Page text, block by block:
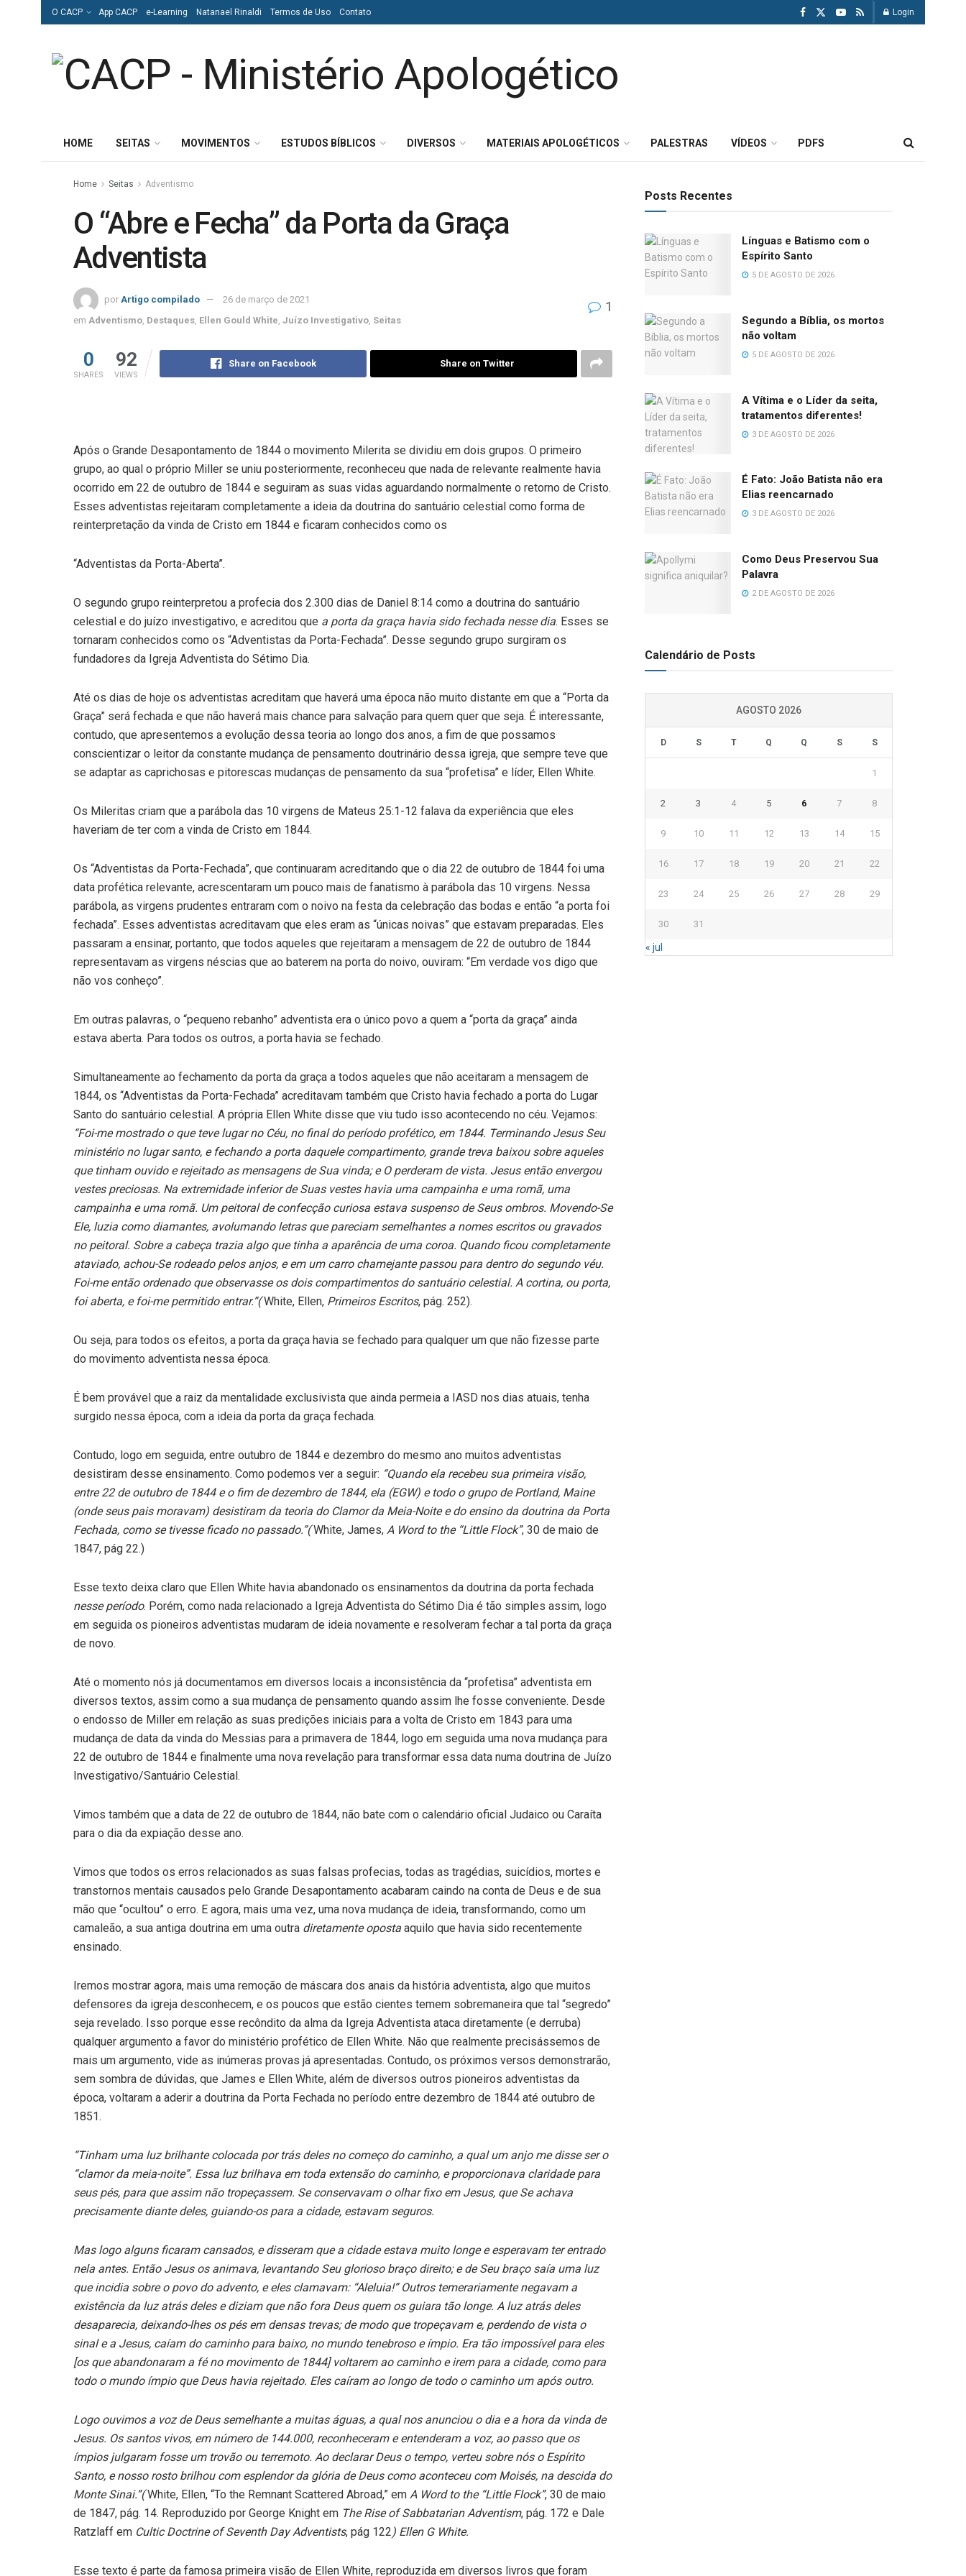
O CACP App CACP e-Learning Natanael Rinaldi Termos de Uso Contato Login
HOME SEITAS MOVIMENTOS ESTUDOS BÍBLICOS DIVERSOS MATERIAIS APOLOGÉTICOS PALESTRAS VÍDEOS PDFS
Home Seitas Adventismo
O “Abre e Fecha” da Porta da Graça
Adventista
por Artigo compilado
26 de março de 2021
em Adventismo Destaques Ellen Gould White Juízo Investigativo Seitas
1
0
SHARES
92
VIEWS
Share on Facebook Share on Twitter
Após o Grande Desapontamento de 1844 o movimento Milerita se dividiu em dois grupos. O primeiro
grupo, ao qual o próprio Miller se uniu posteriormente, reconheceu que nada de relevante realmente havia
ocorrido em 22 de outubro de 1844 e seguiram as suas vidas aguardando normalmente o retorno de Cristo.
Esses adventistas rejeitaram completamente a ideia da doutrina do santuário celestial como forma de
reinterpretação da vinda de Cristo em 1844 e ficaram conhecidos como os
“Adventistas da Porta-Aberta”.
O segundo grupo reinterpretou a profecia dos 2.300 dias de Daniel 8:14 como a doutrina do santuário
celestial e do juízo investigativo, e acreditou que a porta da graça havia sido fechada nesse dia. Esses se
tornaram conhecidos como os “Adventistas da Porta-Fechada”. Desse segundo grupo surgiram os
fundadores da Igreja Adventista do Sétimo Dia.
Até os dias de hoje os adventistas acreditam que haverá uma época não muito distante em que a “Porta da
Graça” será fechada e que não haverá mais chance para salvação para quem quer que seja. É interessante,
contudo, que apresentemos a evolução dessa teoria ao longo dos anos, a fim de que possamos
conscientizar o leitor da constante mudança de pensamento doutrinário dessa igreja, que sempre teve que
se adaptar as caprichosas e pitorescas mudanças de pensamento da sua “profetisa” e líder, Ellen White.
Os Mileritas criam que a parábola das 10 virgens de Mateus 25:1-12 falava da experiência que eles
haveriam de ter com a vinda de Cristo em 1844.
Os “Adventistas da Porta-Fechada”, que continuaram acreditando que o dia 22 de outubro de 1844 foi uma
data profética relevante, acrescentaram um pouco mais de fanatismo à parábola das 10 virgens. Nessa
parábola, as virgens prudentes entraram com o noivo na festa da celebração das bodas e então “a porta foi
fechada”. Esses adventistas acreditavam que eles eram as “únicas noivas” que estavam preparadas. Eles
passaram a ensinar, portanto, que todos aqueles que rejeitaram a mensagem de 22 de outubro de 1844
representavam as virgens néscias que ao baterem na porta do noivo, ouviram: “Em verdade vos digo que
não vos conheço”.
Em outras palavras, o “pequeno rebanho” adventista era o único povo a quem a “porta da graça” ainda
estava aberta. Para todos os outros, a porta havia se fechado.
Simultaneamente ao fechamento da porta da graça a todos aqueles que não aceitaram a mensagem de
1844, os “Adventistas da Porta-Fechada” acreditavam também que Cristo havia fechado a porta do Lugar
Santo do santuário celestial. A própria Ellen White disse que viu tudo isso acontecendo no céu. Vejamos:
“Foi-me mostrado o que teve lugar no Céu, no final do período profético, em 1844. Terminando Jesus Seu
ministério no lugar santo, e fechando a porta daquele compartimento, grande treva baixou sobre aqueles
que tinham ouvido e rejeitado as mensagens de Sua vinda; e O perderam de vista. Jesus então envergou
vestes preciosas. Na extremidade inferior de Suas vestes havia uma campainha e uma romã, uma
campainha e uma romã. Um peitoral de confecção curiosa estava suspenso de Seus ombros. Movendo-Se
Ele, luzia como diamantes, avolumando letras que pareciam semelhantes a nomes escritos ou gravados
no peitoral. Sobre a cabeça trazia algo que tinha a aparência de uma coroa. Quando ficou completamente
ataviado, achou-Se rodeado pelos anjos, e em um carro chamejante passou para dentro do segundo véu.
Foi-me então ordenado que observasse os dois compartimentos do santuário celestial. A cortina, ou porta,
foi aberta, e foi-me permitido entrar.”(White, Ellen, Primeiros Escritos, pág. 252).
Ou seja, para todos os efeitos, a porta da graça havia se fechado para qualquer um que não fizesse parte
do movimento adventista nessa época.
É bem provável que a raiz da mentalidade exclusivista que ainda permeia a IASD nos dias atuais, tenha
surgido nessa época, com a ideia da porta da graça fechada.
Contudo, logo em seguida, entre outubro de 1844 e dezembro do mesmo ano muitos adventistas
desistiram desse ensinamento. Como podemos ver a seguir: “Quando ela recebeu sua primeira visão,
entre 22 de outubro de 1844 e o fim de dezembro de 1844, ela (EGW) e todo o grupo de Portland, Maine
(onde seus pais moravam) desistiram da teoria do Clamor da Meia-Noite e do ensino da doutrina da Porta
Fechada, como se tivesse ficado no passado.”(White, James, A Word to the “Little Flock”, 30 de maio de
1847, pág 22.)
Esse texto deixa claro que Ellen White havia abandonado os ensinamentos da doutrina da porta fechada
nesse período. Porém, como nada relacionado a Igreja Adventista do Sétimo Dia é tão simples assim, logo
em seguida os pioneiros adventistas mudaram de ideia novamente e resolveram fechar a tal porta da graça
de novo.
Até o momento nós já documentamos em diversos locais a inconsistência da “profetisa” adventista em
diversos textos, assim como a sua mudança de pensamento quando assim lhe fosse conveniente. Desde
o endosso de Miller em relação as suas predições iniciais para a volta de Cristo em 1843 para uma
mudança de data da vinda do Messias para a primavera de 1844, logo em seguida uma nova mudança para
22 de outubro de 1844 e finalmente uma nova revelação para transformar essa data numa doutrina de Juízo
Investigativo/Santuário Celestial.
Vimos também que a data de 22 de outubro de 1844, não bate com o calendário oficial Judaico ou Caraíta
para o dia da expiação desse ano.
Vimos que todos os erros relacionados as suas falsas profecias, todas as tragédias, suicídios, mortes e
transtornos mentais causados pelo Grande Desapontamento acabaram caindo na conta de Deus e de sua
mão que “ocultou” o erro. E agora, mais uma vez, uma nova mudança de ideia, transformando, como um
camaleão, a sua antiga doutrina em uma outra diretamente oposta aquilo que havia sido recentemente
ensinado.
Iremos mostrar agora, mais uma remoção de máscara dos anais da história adventista, algo que muitos
defensores da igreja desconhecem, e os poucos que estão cientes temem sobremaneira que tal “segredo”
seja revelado. Isso porque esse recôndito da alma da Igreja Adventista ataca diretamente (e derruba)
qualquer argumento a favor do ministério profético de Ellen White. Não que realmente precisássemos de
mais um argumento, vide as inúmeras provas já apresentadas. Contudo, os próximos versos demonstrarão,
sem sombra de dúvidas, que James e Ellen White, além de diversos outros pioneiros adventistas da
época, voltaram a aderir a doutrina da Porta Fechada no período entre dezembro de 1844 até outubro de
1851.
“Tinham uma luz brilhante colocada por trás deles no começo do caminho, a qual um anjo me disse ser o
“clamor da meia-noite”. Essa luz brilhava em toda extensão do caminho, e proporcionava claridade para
seus pés, para que assim não tropeçassem. Se conservavam o olhar fixo em Jesus, que Se achava
precisamente diante deles, guiando-os para a cidade, estavam seguros.
Mas logo alguns ficaram cansados, e disseram que a cidade estava muito longe e esperavam ter entrado
nela antes. Então Jesus os animava, levantando Seu glorioso braço direito; e de Seu braço saía uma luz
que incidia sobre o povo do advento, e eles clamavam: “Aleluia!” Outros temerariamente negavam a
existência da luz atrás deles e diziam que não fora Deus quem os guiara tão longe. A luz atrás deles
desaparecia, deixando-lhes os pés em densas trevas; de modo que tropeçavam e, perdendo de vista o
sinal e a Jesus, caíam do caminho para baixo, no mundo tenebroso e ímpio. Era tão impossível para eles
[os que abandonaram a fé no movimento de 1844] voltarem ao caminho e irem para a cidade, como para
todo o mundo ímpio que Deus havia rejeitado. Eles caíram ao longo de todo o caminho um após outro.
Logo ouvimos a voz de Deus semelhante a muitas águas, a qual nos anunciou o dia e a hora da vinda de
Jesus. Os santos vivos, em número de 144.000, reconheceram e entenderam a voz, ao passo que os
ímpios julgaram fosse um trovão ou terremoto. Ao declarar Deus o tempo, verteu sobre nós o Espírito
Santo, e nosso rosto brilhou com esplendor da glória de Deus como aconteceu com Moisés, na descida do
Monte Sinai.”(White, Ellen, “To the Remnant Scattered Abroad,” em A Word to the “Little Flock”, 30 de maio
de 1847, pág. 14. Reproduzido por George Knight em The Rise of Sabbatarian Adventism, pág. 172 e Dale
Ratzlaff em Cultic Doctrine of Seventh Day Adventists, pág 122) Ellen G White.
Esse texto é parte da famosa primeira visão de Ellen White, reproduzida em diversos livros que foram
Posts Recentes
Línguas e Batismo com o
Espírito Santo
5 DE AGOSTO DE 2026
Segundo a Bíblia, os mortos
não voltam
5 DE AGOSTO DE 2026
A Vítima e o Líder da seita,
tratamentos diferentes!
3 DE AGOSTO DE 2026
É Fato: João Batista não era
Elias reencarnado
3 DE AGOSTO DE 2026
Como Deus Preservou Sua
Palavra
2 DE AGOSTO DE 2026
Calendário de Posts
AGOSTO 2026
D S T Q Q S S
1
2 3 4 5 6 7 8
9 10 11 12 13 14 15
16 17 18 19 20 21 22
23 24 25 26 27 28 29
30 31
« jul